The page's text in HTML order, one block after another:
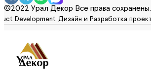
©2022 Урал Декор Все права сохранены.